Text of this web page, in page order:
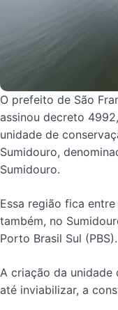
O prefeito de São
assinou decreto
unidade de
Sumidouro,
Sumidouro.
Essa região fica
também, no
Porto Brasil Sul (PBS).
A criação da
até inviabilizar, a